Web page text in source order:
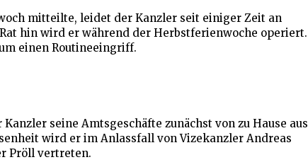
mitteilte, leidet der Kanzler seit einiger Zeit an
hin wird er während der Herbstferienwoche operiert.
einen Routineeingriff.
seine Amtsgeschäfte zunächst von zu Hause aus
wird er im Anlassfall von Vizekanzler Andreas
Pröll vertreten.